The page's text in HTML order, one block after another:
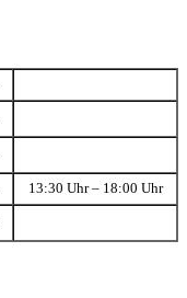
13:30 Uhr – 18:00 Uhr